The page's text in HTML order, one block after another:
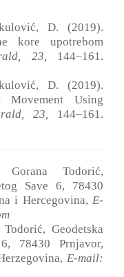
D. (2019).
kore upotrebom
23, 144‒161.
D. (2019).
Movement Using
23, 144‒161.
Todorić,
Save 6, 78430
i Hercegovina, E-
Geodetska
78430 Prnjavor,
E-mail: